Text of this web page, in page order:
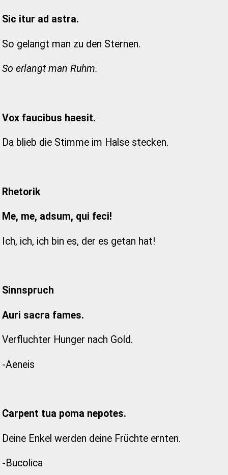
Sic itur ad astra.
So gelangt man zu den Sternen.
So erlangt man Ruhm.
Vox faucibus haesit.
Da blieb die Stimme im Halse stecken.
Rhetorik
Me, me, adsum, qui feci!
Ich, ich, ich bin es, der es getan hat!
Sinnspruch
Auri sacra fames.
Verfluchter Hunger nach Gold.
-Aeneis
Carpent tua poma nepotes.
Deine Enkel werden deine Früchte ernten.
-Bucolica